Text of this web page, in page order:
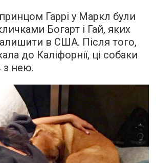
Гаррі у Маркл були
Богарт і Гай, яких
в США. Після того,
до Каліфорнії, ці собаки
з нею.